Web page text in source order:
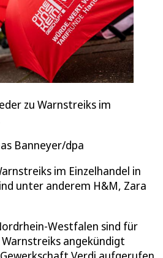
zu Warnstreiks im
Banneyer/dpa
im Einzelhandel in
unter anderem H&M, Zara
Westfalen sind für
angekündigt